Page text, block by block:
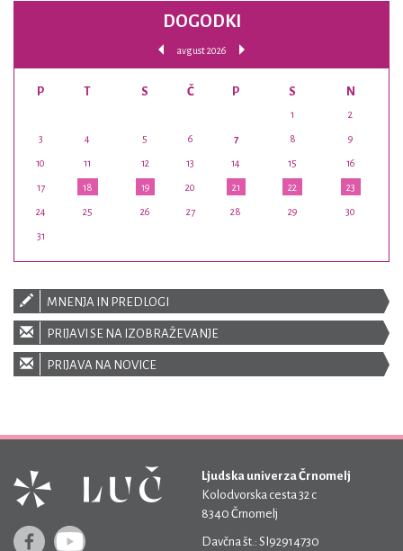
DOGODKI
avgust 2026
P T S Č P S N
1 2
3 4 5 6 7 8 9
10 11 12 13 14 15 16
17 18 19 20 21 22 23
24 25 26 27 28 29 30
31
MNENJA IN PREDLOGI
PRIJAVI SE NA IZOBRAŽEVANJE
PRIJAVA NA NOVICE
Ljudska univerza Črnomelj
Kolodvorska cesta 32 c
8340 Črnomelj
Davčna št.: SI92914730